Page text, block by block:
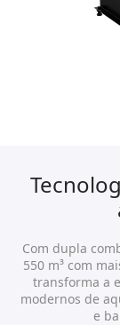
Com dupla
550 m³ com
transforma a
modernos de
e